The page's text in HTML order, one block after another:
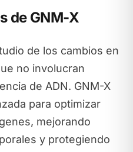
de GNM-X
de los cambios en
no involucran
de ADN. GNM-X
para optimizar
mejorando
y protegiendo